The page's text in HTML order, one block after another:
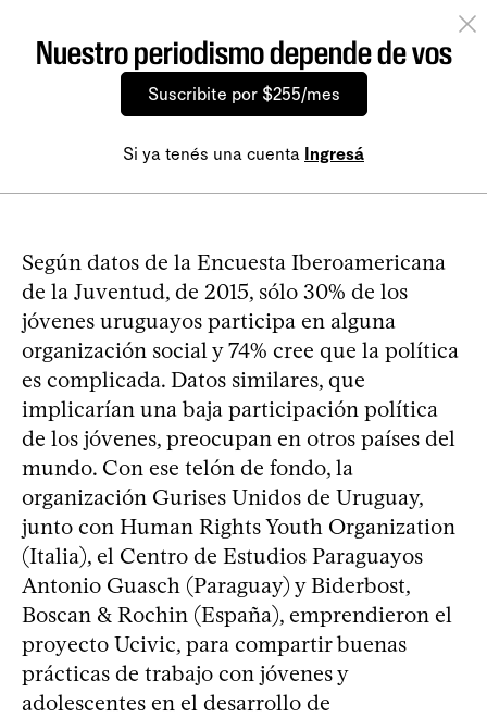
Nuestro periodismo depende de vos
Suscribite por $255/mes
Si ya tenés una cuenta Ingresá
Según datos de la Encuesta Iberoamericana
de la Juventud, de 2015, sólo 30% de los
jóvenes uruguayos participa en alguna
organización social y 74% cree que la política
es complicada. Datos similares, que
implicarían una baja participación política
de los jóvenes, preocupan en otros países del
mundo. Con ese telón de fondo, la
organización Gurises Unidos de Uruguay,
junto con Human Rights Youth Organization
(Italia), el Centro de Estudios Paraguayos
Antonio Guasch (Paraguay) y Biderbost,
Boscan & Rochin (España), emprendieron el
proyecto Ucivic, para compartir buenas
prácticas de trabajo con jóvenes y
adolescentes en el desarrollo de